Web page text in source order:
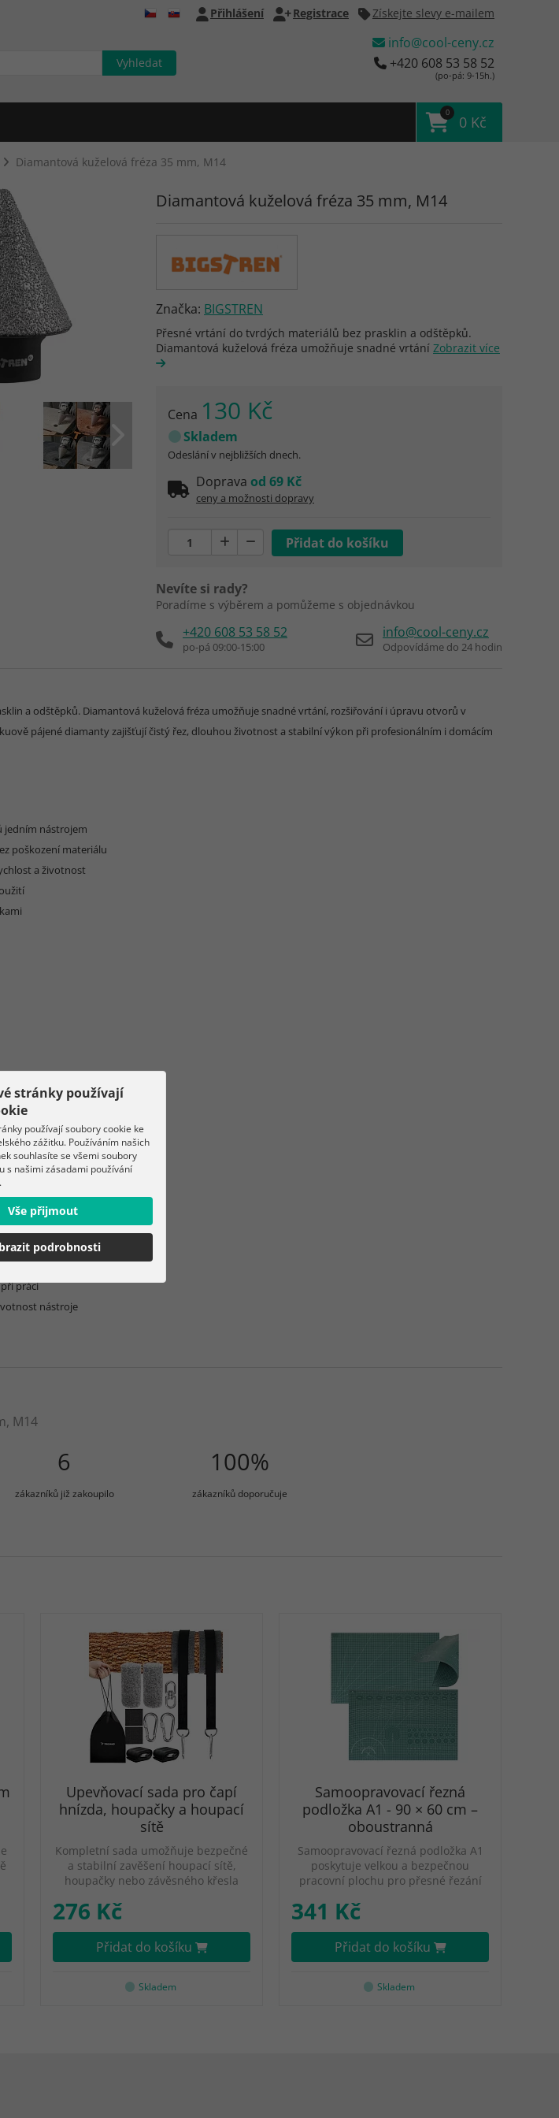
Přihlášení Registrace Získejte slevy e-mailem
info@cool-ceny.cz
+420 608 53 58 52
(po-pá: 9-15h.)
0
0 Kč
Diamantová kuželová fréza 35 mm, M14
Diamantová kuželová fréza 35 mm, M14
Značka: BIGSTREN
Přesné vrtání do tvrdých materiálů bez prasklin a odštěpků.
Diamantová kuželová fréza umožňuje snadné vrtání Zobrazit více
Cena 130 Kč
Skladem
Odeslání v nejbližších dnech.
Doprava od 69 Kč
ceny a možnosti dopravy
Nevíte si rady?
Poradíme s výběrem a pomůžeme s objednávkou
+420 608 53 58 52
po-pá 09:00-15:00
info@cool-ceny.cz
Odpovídáme do 24 hodin
a odštěpků. Diamantová kuželová fréza umožňuje snadné vrtání, rozšiřování i úpravu otvorů v
pájené diamanty zajišťují čistý řez, dlouhou životnost a stabilní výkon při profesionálním i domácím
jedním nástrojem
poškození materiálu
a životnost
práci
nástroje
M14
6
zákazníků již zakoupilo
100%
zákazníků doporučuje
Upevňovací sada pro čapí
hnízda, houpačky a houpací
sítě
Kompletní sada umožňuje bezpečné
a stabilní zavěšení houpací sítě,
houpačky nebo závěsného křesla
276 Kč
Přidat do košíku
Skladem
Samoopravovací řezná
podložka A1 - 90 × 60 cm –
oboustranná
Samoopravovací řezná podložka A1
poskytuje velkou a bezpečnou
pracovní plochu pro přesné řezání
341 Kč
Přidat do košíku
Skladem
stránky používají
používají soubory cookie ke
zážitku. Používáním našich
souhlasíte se všemi soubory
s našimi zásadami používání
Vše přijmout
podrobnosti